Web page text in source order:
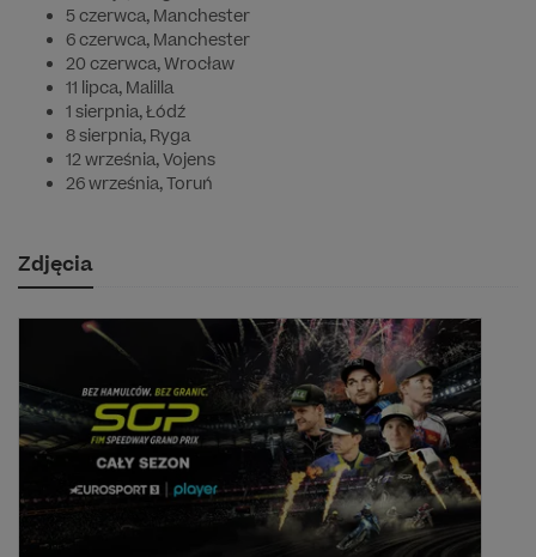
5 czerwca, Manchester
6 czerwca, Manchester
20 czerwca, Wrocław
11 lipca, Malilla
1 sierpnia, Łódź
8 sierpnia, Ryga
12 września, Vojens
26 września, Toruń
Zdjęcia